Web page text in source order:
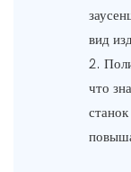
вид
2.
что